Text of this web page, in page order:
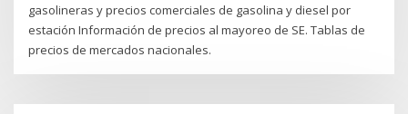
gasolineras y precios comerciales de gasolina y diesel por
estación Información de precios al mayoreo de SE. Tablas de
precios de mercados nacionales.